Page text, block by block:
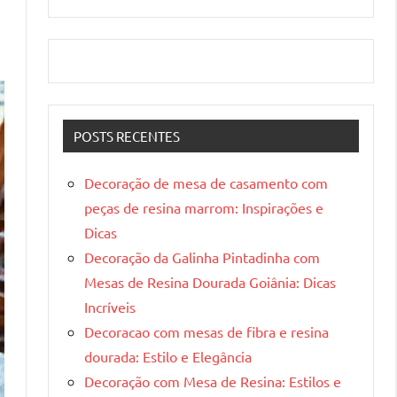
POSTS RECENTES
Decoração de mesa de casamento com
peças de resina marrom: Inspirações e
Dicas
Decoração da Galinha Pintadinha com
Mesas de Resina Dourada Goiânia: Dicas
Incríveis
Decoracao com mesas de fibra e resina
dourada: Estilo e Elegância
Decoração com Mesa de Resina: Estilos e